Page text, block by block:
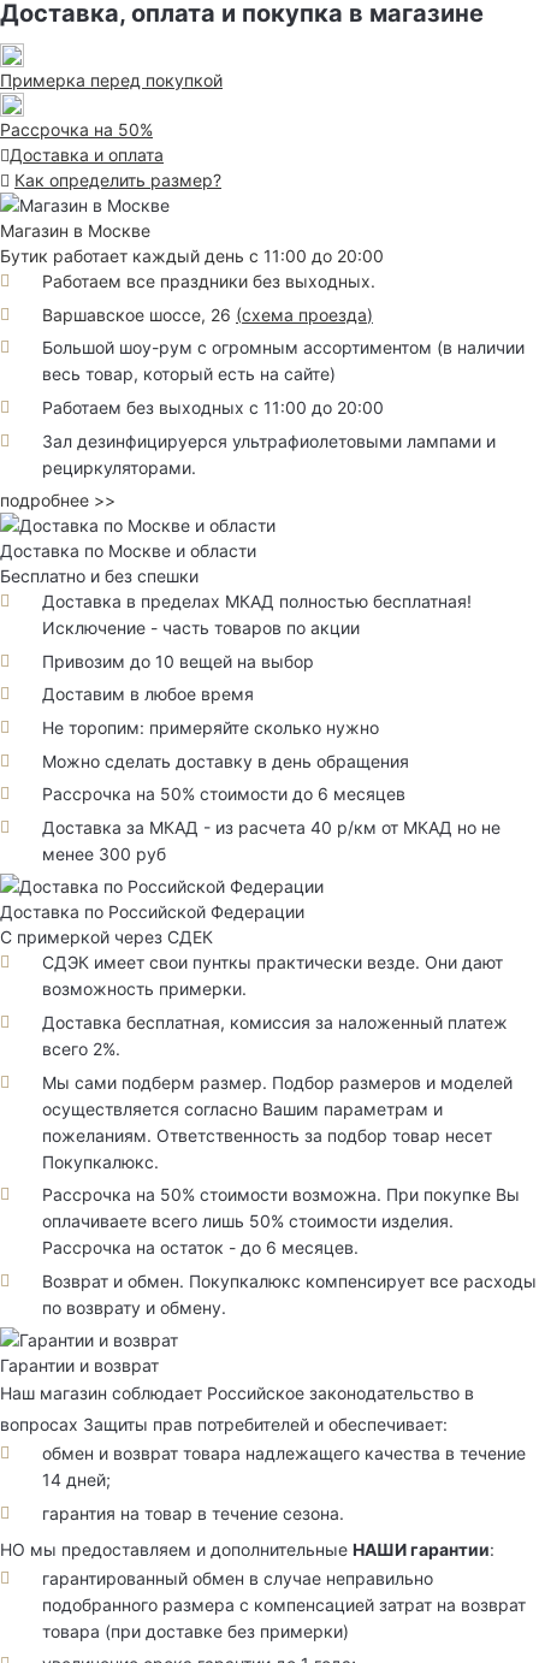
Доставка, оплата и покупка в магазине
Примерка перед покупкой
Рассрочка на 50%
Доставка и оплата
Как определить размер?
Магазин в Москве
Бутик работает каждый день с 11:00 до 20:00
Работаем все праздники без выходных.
Варшавское шоссе, 26 (схема проезда)
Большой шоу-рум с огромным ассортиментом (в наличии
весь товар, который есть на сайте)
Работаем без выходных с 11:00 до 20:00
Зал дезинфицируерся ультрафиолетовыми лампами и
рециркуляторами.
подробнее >>
Доставка по Москве и области
Бесплатно и без спешки
Доставка в пределах МКАД полностью бесплатная!
Исключение - часть товаров по акции
Привозим до 10 вещей на выбор
Доставим в любое время
Не торопим: примеряйте сколько нужно
Можно сделать доставку в день обращения
Рассрочка на 50% стоимости до 6 месяцев
Доставка за МКАД - из расчета 40 р/км от МКАД но не
менее 300 руб
Доставка по Российской Федерации
С примеркой через СДЕК
СДЭК имеет свои пунткы практически везде. Они дают
возможность примерки.
Доставка бесплатная, комиссия за наложенный платеж
всего 2%.
Мы сами подберм размер. Подбор размеров и моделей
осуществляется согласно Вашим параметрам и
пожеланиям. Ответственность за подбор товар несет
Покупкалюкс.
Рассрочка на 50% стоимости возможна. При покупке Вы
оплачиваете всего лишь 50% стоимости изделия.
Рассрочка на остаток - до 6 месяцев.
Возврат и обмен. Покупкалюкс компенсирует все расходы
по возврату и обмену.
Гарантии и возврат
Наш магазин соблюдает Российское законодательство в
вопросах Защиты прав потребителей и обеспечивает:
обмен и возврат товара надлежащего качества в течение
14 дней;
гарантия на товар в течение сезона.
НО мы предоставляем и дополнительные НАШИ гарантии:
гарантированный обмен в случае неправильно
подобранного размера с компенсацией затрат на возврат
товара (при доставке без примерки)